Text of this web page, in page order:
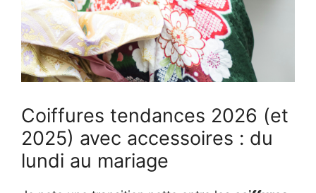
Coiffures tendances 2026 (et
2025) avec accessoires : du
lundi au mariage